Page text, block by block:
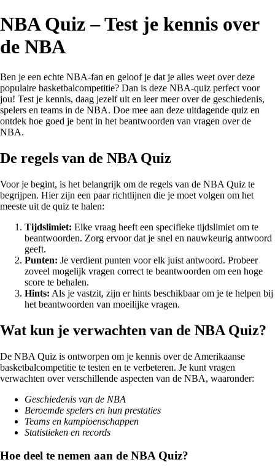
NBA Quiz – Test je kennis over
de NBA
Ben je een echte NBA-fan en geloof je dat je alles weet over deze
populaire basketbalcompetitie? Dan is deze NBA-quiz perfect voor
jou! Test je kennis, daag jezelf uit en leer meer over de geschiedenis,
spelers en teams in de NBA. Doe mee aan deze uitdagende quiz en
ontdek hoe goed je bent in het beantwoorden van vragen over de
NBA.
De regels van de NBA Quiz
Voor je begint, is het belangrijk om de regels van de NBA Quiz te
begrijpen. Hier zijn een paar richtlijnen die je moet volgen om het
meeste uit de quiz te halen:
Tijdslimiet: Elke vraag heeft een specifieke tijdslimiet om te
beantwoorden. Zorg ervoor dat je snel en nauwkeurig antwoord
geeft.
Punten: Je verdient punten voor elk juist antwoord. Probeer
zoveel mogelijk vragen correct te beantwoorden om een hoge
score te behalen.
Hints: Als je vastzit, zijn er hints beschikbaar om je te helpen bij
het beantwoorden van moeilijke vragen.
Wat kun je verwachten van de NBA Quiz?
De NBA Quiz is ontworpen om je kennis over de Amerikaanse
basketbalcompetitie te testen en te verbeteren. Je kunt vragen
verwachten over verschillende aspecten van de NBA, waaronder:
Geschiedenis van de NBA
Beroemde spelers en hun prestaties
Teams en kampioenschappen
Statistieken en records
Hoe deel te nemen aan de NBA Quiz?